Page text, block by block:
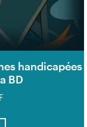
handicapées
BD